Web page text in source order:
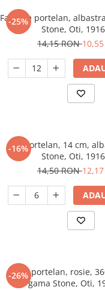
-25%
Farfurie portelan, albastra, 19 cm,
Stone, Oti,
14,15 RON
-16%
Bol portelan, 14 cm,
Stone, Oti,
14,50 RON
-26%
Cana portelan, rosie, 360 ml, 14 cm,
gama Stone, Oti,